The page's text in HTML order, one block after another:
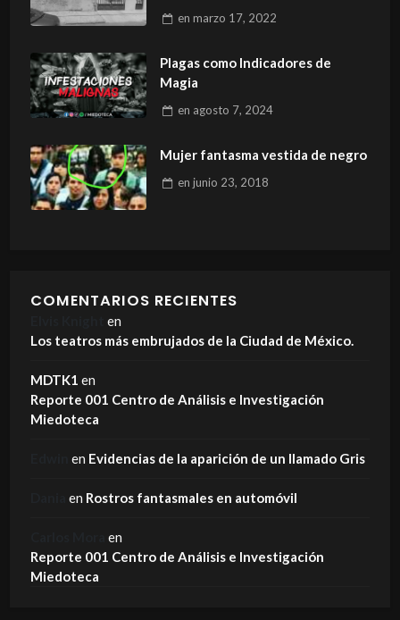
en marzo 17, 2022
Plagas como Indicadores de
Magia
en agosto 7, 2024
Mujer fantasma vestida de negro
en junio 23, 2018
COMENTARIOS RECIENTES
en
Los teatros más embrujados de la Ciudad de México.
MDTK1 en
Reporte 001 Centro de Análisis e Investigación
Miedoteca
en Evidencias de la aparición de un llamado Gris
en Rostros fantasmales en automóvil
en
Reporte 001 Centro de Análisis e Investigación
Miedoteca